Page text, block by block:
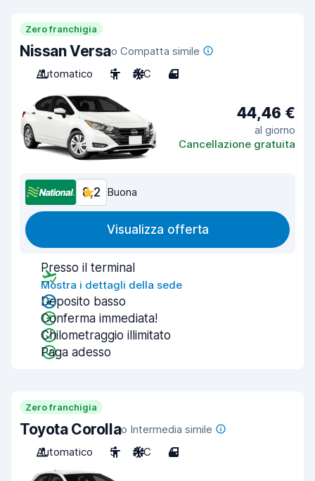
Zero franchigia
Nissan Versao Compatta simile
Automatico
5 A/C 4
44,46 €
al giorno
Cancellazione gratuita
8,2 Buona
Visualizza offerta
Presso il terminal
Mostra i dettagli della sede
Deposito basso
Conferma immediata!
Chilometraggio illimitato
Paga adesso
Zero franchigia
Toyota Corollao Intermedia simile
Automatico
5 A/C 4